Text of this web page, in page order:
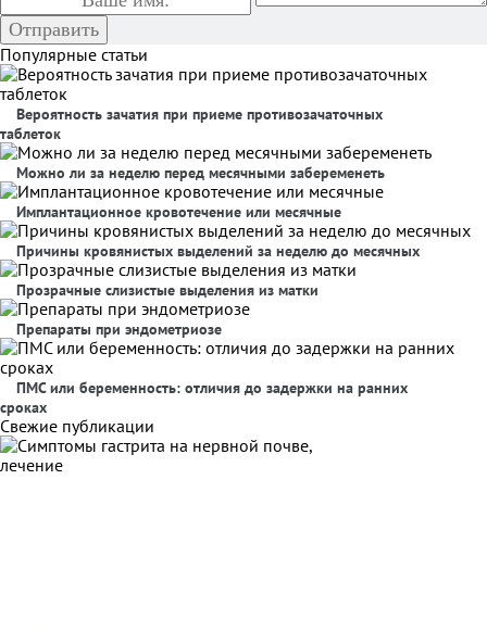
Популярные статьи
Вероятность зачатия при приеме противозачаточных
таблеток
Можно ли за неделю перед месячными забеременеть
Имплантационное кровотечение или месячные
Причины кровянистых выделений за неделю до месячных
Прозрачные слизистые выделения из матки
Препараты при эндометриозе
ПМС или беременность: отличия до задержки на ранних
сроках
Свежие публикации